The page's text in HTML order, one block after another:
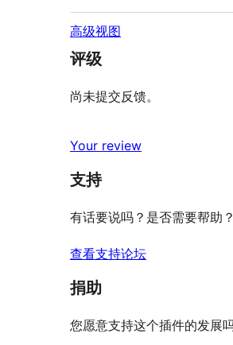
高级视图
评级
尚未提交反馈。
Your review
支持
有话要说吗？是否需要帮助？
查看支持论坛
捐助
您愿意支持这个插件的发展